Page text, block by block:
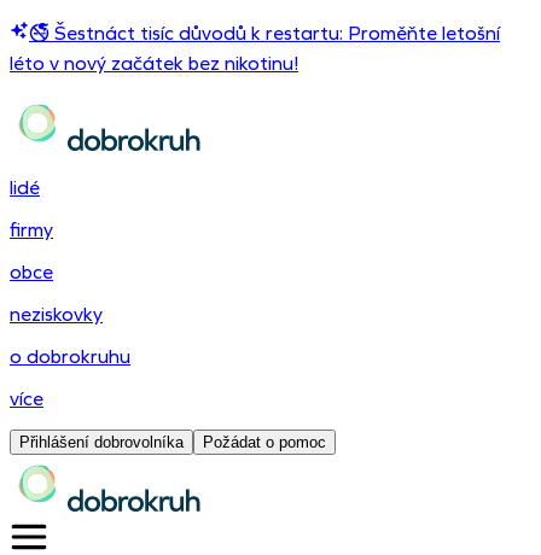
🚭 Šestnáct tisíc důvodů k restartu: Proměňte letošní
léto v nový začátek bez nikotinu!
lidé
firmy
obce
neziskovky
o dobrokruhu
více
Přihlášení dobrovolníka Požádat o pomoc